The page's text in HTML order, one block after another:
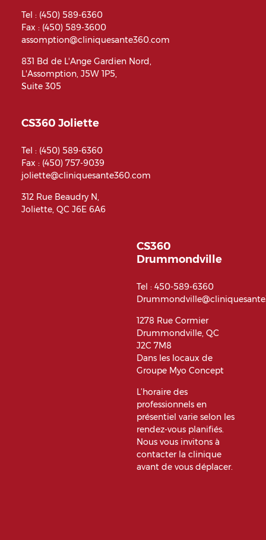
Tel : (450) 589-6360
Fax : (450) 589-3600
assomption@cliniquesante360.com
831 Bd de L'Ange Gardien Nord,
L'Assomption, J5W 1P5,
Suite 305
CS360 Joliette
Tel : (450) 589-6360
Fax : (450) 757-9039
joliette@cliniquesante360.com
312 Rue Beaudry N,
Joliette, QC J6E 6A6
CS360
Drummondville
Tel :450-589-6360
1278 Rue Cormier
Drummondville, QC
J2C 7M8
Dans les locaux de
Groupe Myo Concept
L’horaire des
professionnels en
présentiel varie selon les
rendez-vous planifiés.
Nous vous invitons à
contacter la clinique
avant de vous déplacer.